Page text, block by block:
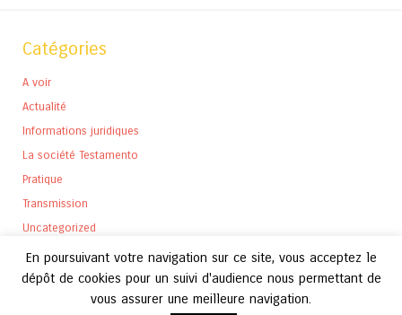
Catégories
A voir
Actualité
Informations juridiques
La société Testamento
Pratique
Transmission
Uncategorized
En poursuivant votre navigation sur ce site, vous acceptez le
dépôt de cookies pour un suivi d'audience nous permettant de
vous assurer une meilleure navigation.